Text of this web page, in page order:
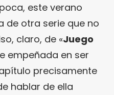
este verano
de otra serie que no
claro, de «Juego
empeñada en ser
precisamente
hablar de ella